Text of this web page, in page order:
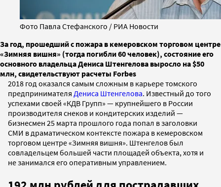
Фото Павла Стефанского / РИА Новости
За год, прошедший с пожара в кемеровском торговом центре
«Зимняя вишня» (тогда погибли 60 человек), состояние его
основного владельца Дениса Штенгелова выросло на $50
млн, свидетельствуют расчеты Forbes
2018 год оказался самым сложным в карьере томского
предпринимателя Дениса Штенгелова. Известный до того
успехами своей «КДВ Групп» — крупнейшего в России
производителя снеков и кондитерских изделий —
бизнесмен 25 марта прошлого года попал в заголовки
СМИ в драматическом контексте пожара в кемеровском
торговом центре «Зимняя вишня». Штенгелов был
совладельцем большей части площадей объекта, хотя и
не занимался его оперативным управлением.